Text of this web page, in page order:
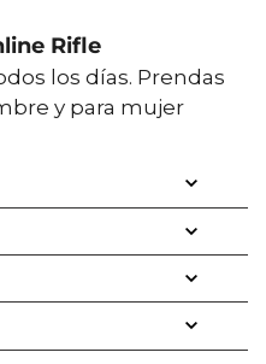
a cualquier época del año.
de camisas que
y con las últimas tendencias de la
puedas usar para ir al trabajo o
que puedes combinar con
inolvidables, en las calles, la
en ojalillo, con boleros,
y anudados que le dan un toque
Rifle
los días. Prendas
y para mujer